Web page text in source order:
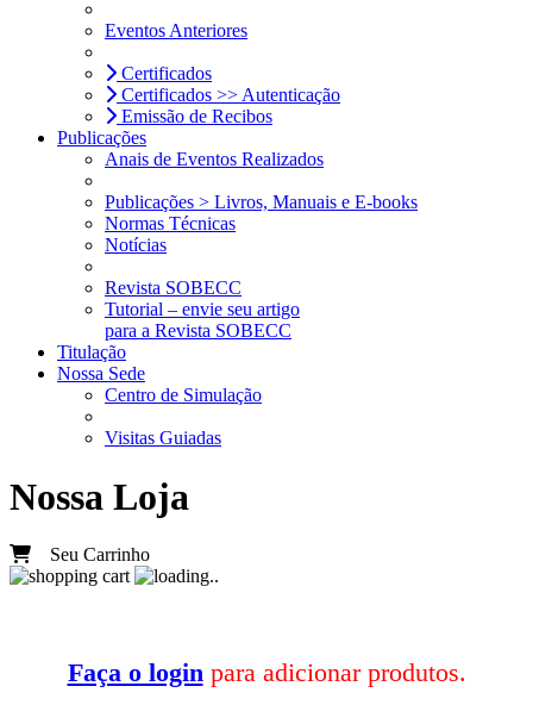
Eventos Anteriores
Certificados
Certificados >> Autenticação
Emissão de Recibos
Publicações
Anais de Eventos Realizados
Publicações > Livros, Manuais e E-books
Normas Técnicas
Notícias
Revista SOBECC
Tutorial – envie seu artigo
para a Revista SOBECC
Titulação
Nossa Sede
Centro de Simulação
Visitas Guiadas
Nossa Loja
Seu Carrinho
Faça o login para adicionar produtos.